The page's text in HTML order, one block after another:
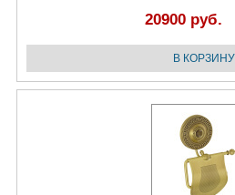
20900 руб.